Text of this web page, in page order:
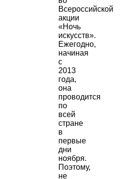
Всероссийской
акции
«Ночь
искусств».
Ежегодно,
начиная
с
2013
года,
она
проводится
по
всей
стране
в
первые
дни
ноября.
Поэтому,
не